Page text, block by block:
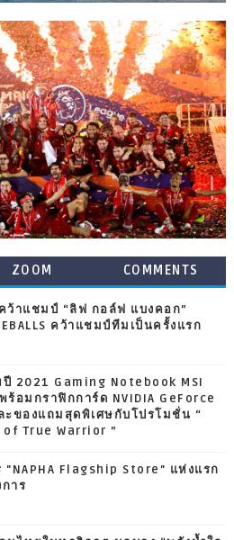
ZOOM COMMENTS
ว้าแชมป์ “ลิฟ กอล์ฟ แบงคอก”
คว้าแชมป์ทีมเป็นครั้งแรก
ปี 2021 Gaming Notebook MSI
ร้อมกราฟิกการ์ด NVIDIA GeForce
ะของแถมสุดพิเศษกับโปรโมชั่น “
of True Warrior ”
"NAPHA Flagship Store" แห่งแรก
าร